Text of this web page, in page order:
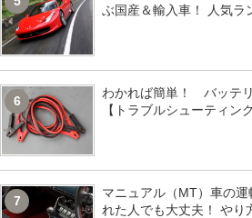
ぶ国産＆輸入車！ 人気ラ
6
わかれば簡単！ バッテ
【トラブルシューティン
7
マニュアル（MT）車の
れた人でも大丈夫！ やり